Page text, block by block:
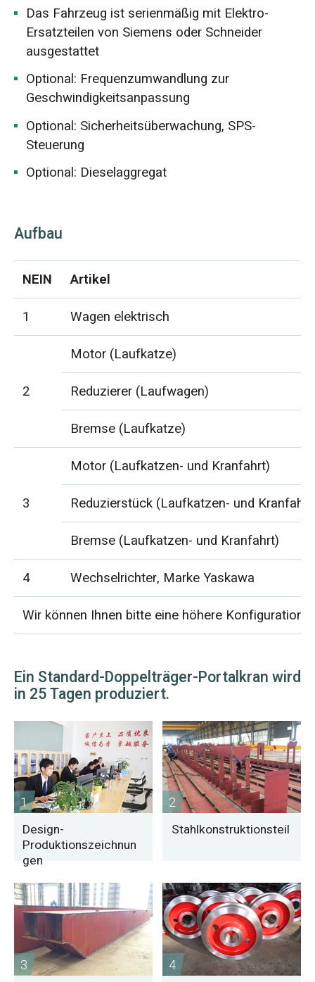
Das Fahrzeug ist serienmäßig mit Elektro-
Ersatzteilen von Siemens oder Schneider
ausgestattet
Optional: Frequenzumwandlung zur
Geschwindigkeitsanpassung
Optional: Sicherheitsüberwachung, SPS-
Steuerung
Optional: Dieselaggregat
Aufbau
NEIN
Artikel
1
Wagen elektrisch
2
Motor (Laufkatze)
Reduzierer (Laufwagen)
Bremse (Laufkatze)
3
Motor (Laufkatzen- und Kranfahrt)
Reduzierstück (Laufkatzen- und
Bremse (Laufkatzen- und Kranfahrt)
4
Wechselrichter, Marke Yaskawa
Wir können Ihnen bitte eine höhere Konfiguration
Ein Standard-Doppelträger-Portalkran wird
in 25 Tagen produziert.
1
Design-
Produktionszeichnun
gen
2
Stahlkonstruktionsteil
3 4